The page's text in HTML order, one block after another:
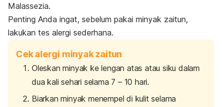
Malassezia.
Penting Anda ingat, sebelum pakai minyak zaitun,
lakukan tes alergi sederhana.
Cek alergi minyak zaitun
Oleskan minyak ke lengan atas atau siku dalam
dua kali sehari selama 7 – 10 hari.
Biarkan minyak menempel di kulit selama